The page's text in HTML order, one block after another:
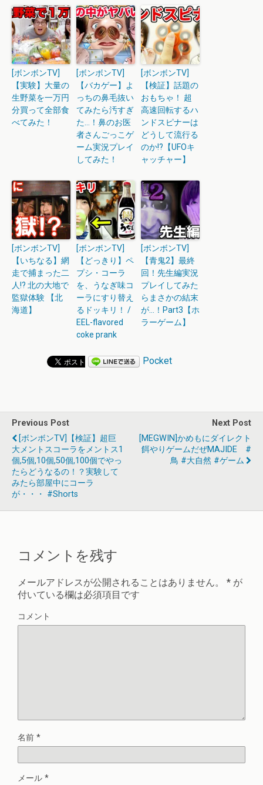
[ボンボンTV]
【実験】大量の
生野菜を一万円
分買って全部食
べてみた！
[ボンボンTV]
【バカゲー】よ
っちの鼻毛抜い
てみたら汚すぎ
た…！鼻のお医
者さんごっこゲ
ーム実況プレイ
してみた！
[ボンボンTV]
【検証】話題の
おもちゃ！ 超
高速回転するハ
ンドスピナーは
どうして流行る
のか!?【UFOキ
ャッチャー】
[ボンボンTV]
【いちなる】網
走で捕まった二
人!? 北の大地で
監獄体験 【北
海道】
[ボンボンTV]
【どっきり】ペ
プシ・コーラ
を、うなぎ味コ
ーラにすり替え
るドッキリ！ /
EEL-flavored
coke prank
[ボンボンTV]
【青鬼2】最終
回！先生編実況
プレイしてみた
らまさかの結末
が…！Part3【ホ
ラーゲーム】
Pocket
Previous Post
[ボンボンTV]【検証】超巨
大メントスコーラをメントス1
個,5個,10個,50個,100個でやっ
たらどうなるの！？実験して
みたら部屋中にコーラ
が・・・ #shorts
Next Post
[MEGWIN]かめもにダイレクト
餌やりゲームだぜMAJIDE #
鳥 #大自然 #ゲーム
コメントを残す
メールアドレスが公開されることはありません。 * が
付いている欄は必須項目です
コメント
名前 *
メール *